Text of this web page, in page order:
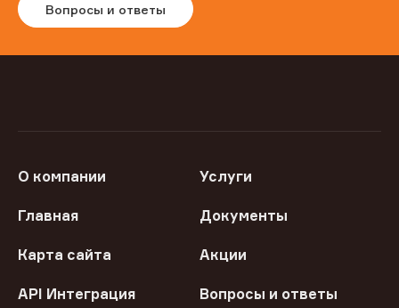
Вопросы и ответы
О компании Услуги
Главная Документы
Карта сайта Акции
API Интеграция Вопросы и ответы